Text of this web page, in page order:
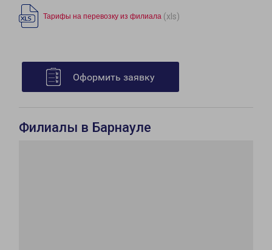
Тарифы на перевозку из филиала (xls)
Оформить заявку
Филиалы в Барнауле